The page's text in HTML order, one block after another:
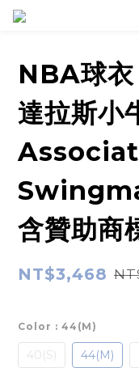
NBA球
達拉斯小
含贊助商
NT$3,468
Color : 44(M)
40(S) 44(M)